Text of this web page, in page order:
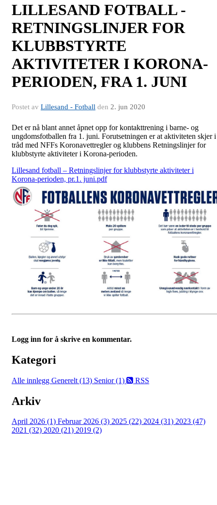
LILLESAND FOTBALL -
RETNINGSLINJER FOR
KLUBBSTYRTE
AKTIVITETER I KORONA-
PERIODEN, FRA 1. JUNI
Postet av Lillesand - Fotball den 2. jun 2020
Det er nå blant annet åpnet opp for kontakttrening i barne- og
ungdomsfotballen fra 1. juni. Forutsetningen er at aktiviteten skjer i
tråd med NFFs Koronavettregler og klubbens Retningslinjer for
klubbstyrte aktiviteter i Korona-perioden.
Lillesand fotball – Retningslinjer for klubbstyrte aktiviteter i
Korona-perioden, pr.1. juni.pdf
Logg inn for å skrive en kommentar.
Kategori
Alle innlegg Generelt (13) Senior (1) RSS
Arkiv
April 2026 (1) Februar 2026 (3) 2025 (22) 2024 (31) 2023 (47)
2021 (32) 2020 (21) 2019 (2)